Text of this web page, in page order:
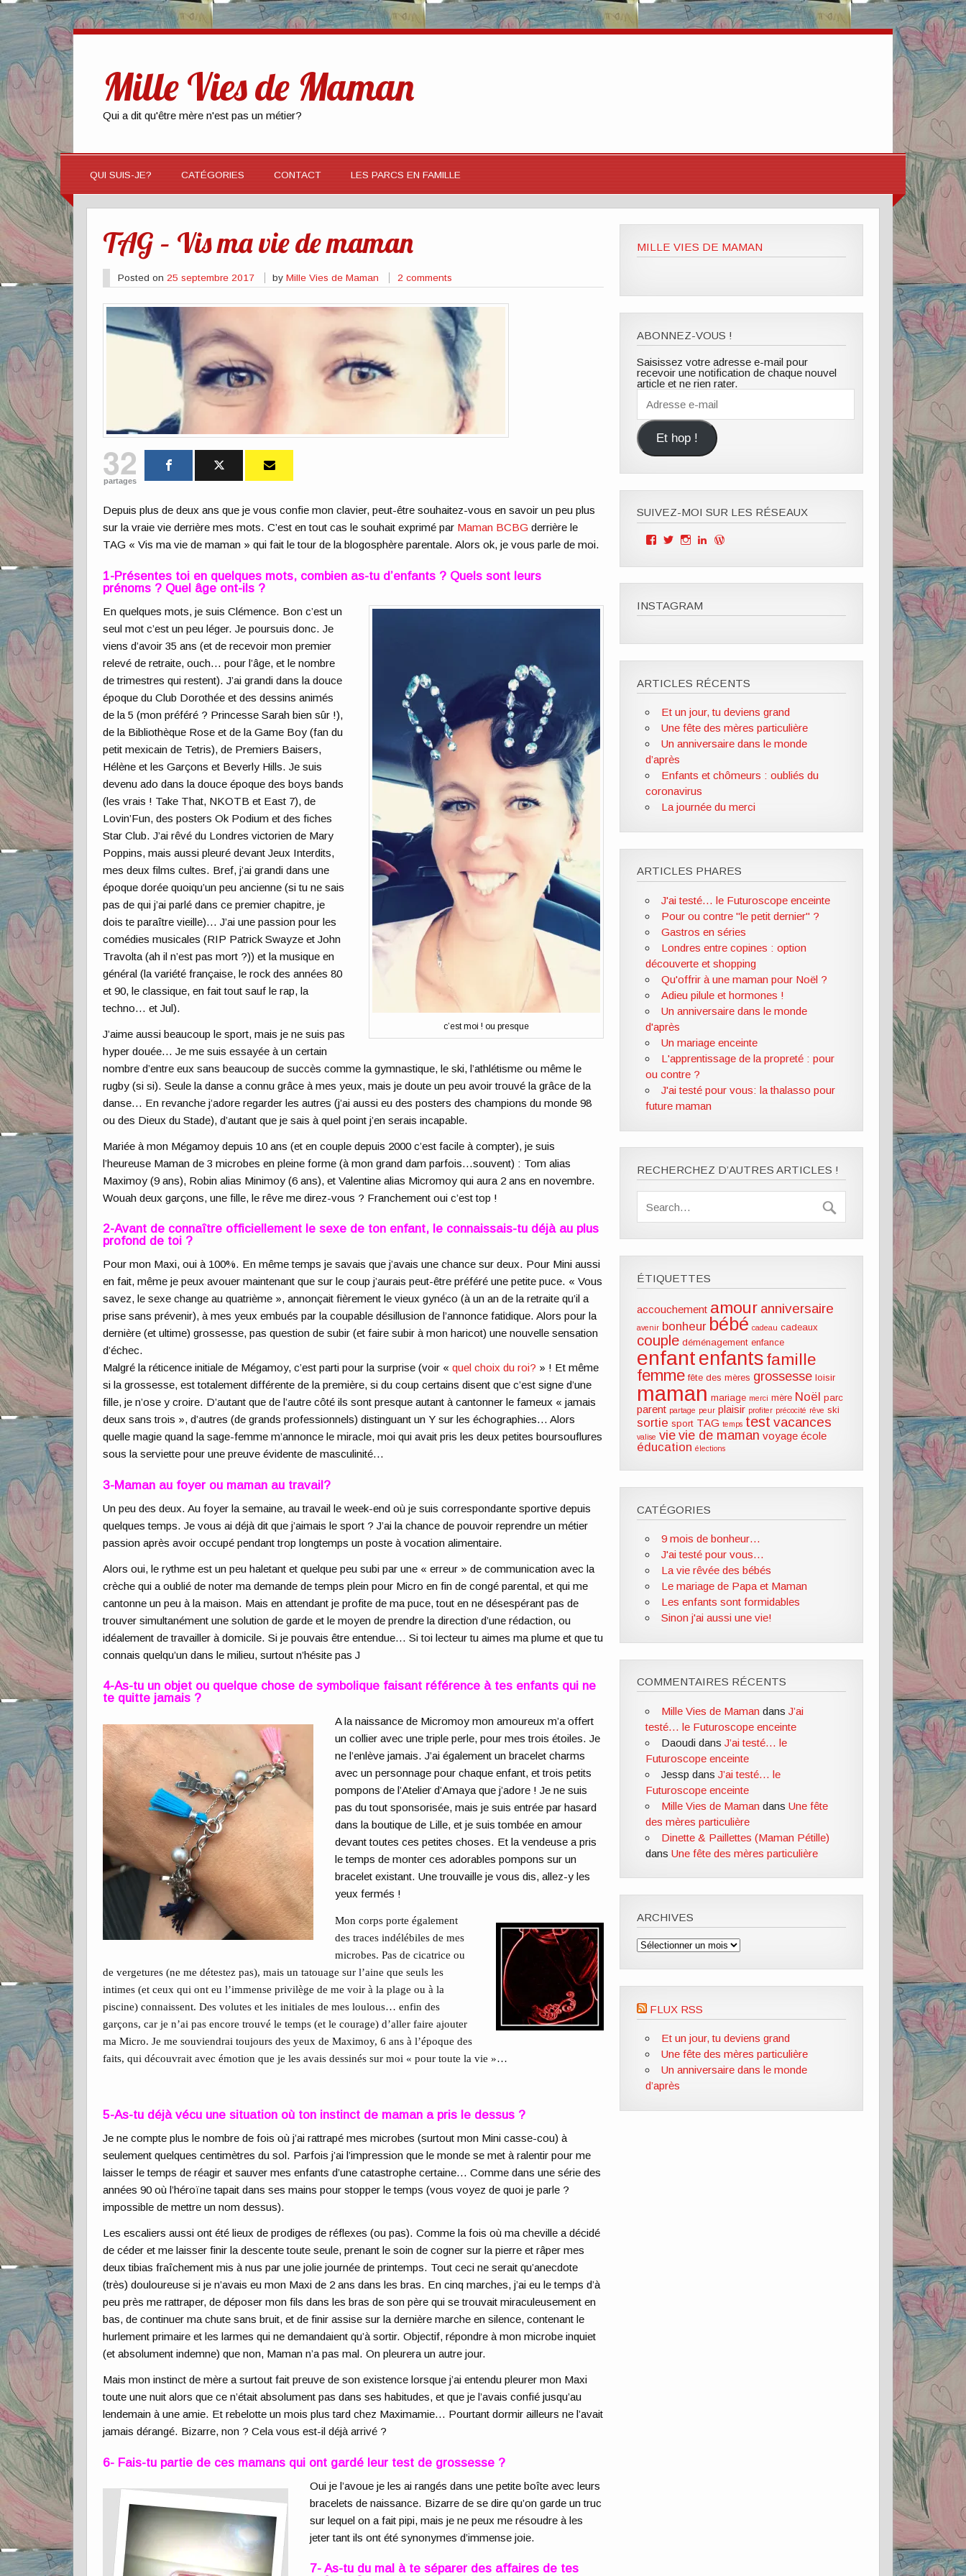
Mille Vies de Maman
Qui a dit qu'être mère n'est pas un métier?
QUI SUIS-JE? CATÉGORIES CONTACT LES PARCS EN FAMILLE
TAG – Vis ma vie de maman
Posted on 25 septembre 2017 byMille Vies de Maman 2 comments
32
partages
Depuis plus de deux ans que je vous confie mon clavier, peut-être souhaitez-vous en savoir un peu plus
sur la vraie vie derrière mes mots. C’est en tout cas le souhait exprimé par Maman BCBGderrière le
TAG « Vis ma vie de maman » qui fait le tour de la blogosphère parentale. Alors ok, je vous parle de moi.
1-Présentes toi en quelques mots, combien as-tu d’enfants ? Quels sont leurs
prénoms ? Quel âge ont-ils ?
c’est moi ! ou presque
En quelques mots, je suis Clémence. Bon c’est un
seul mot c’est un peu léger. Je poursuis donc. Je
viens d’avoir 35 ans (et de recevoir mon premier
relevé de retraite, ouch… pour l’âge, et le nombre
de trimestres qui restent). J’ai grandi dans la douce
époque du Club Dorothée et des dessins animés
de la 5 (mon préféré ? Princesse Sarah bien sûr !),
de la Bibliothèque Rose et de la Game Boy (fan du
petit mexicain de Tetris), de Premiers Baisers,
Hélène et les Garçons et Beverly Hills. Je suis
devenu ado dans la douce époque des boys bands
(les vrais ! Take That, NKOTB et East 7), de
Lovin’Fun, des posters Ok Podium et des fiches
Star Club. J’ai rêvé du Londres victorien de Mary
Poppins, mais aussi pleuré devant Jeux Interdits,
mes deux films cultes. Bref, j’ai grandi dans une
époque dorée quoiqu’un peu ancienne (si tu ne sais
pas de qui j’ai parlé dans ce premier chapitre, je
dois te paraître vieille)… J’ai une passion pour les
comédies musicales (RIP Patrick Swayze et John
Travolta (ah il n’est pas mort ?)) et la musique en
général (la variété française, le rock des années 80
et 90, le classique, en fait tout sauf le rap, la
techno… et Jul).
J’aime aussi beaucoup le sport, mais je ne suis pas
hyper douée… Je me suis essayée à un certain
nombre d’entre eux sans beaucoup de succès comme la gymnastique, le ski, l’athlétisme ou même le
rugby (si si). Seule la danse a connu grâce à mes yeux, mais je doute un peu avoir trouvé la grâce de la
danse… En revanche j’adore regarder les autres (j’ai aussi eu des posters des champions du monde 98
ou des Dieux du Stade), d’autant que je sais à quel point j’en serais incapable.
Mariée à mon Mégamoy depuis 10 ans (et en couple depuis 2000 c’est facile à compter), je suis
l’heureuse Maman de 3 microbes en pleine forme (à mon grand dam parfois…souvent) : Tom alias
Maximoy (9 ans), Robin alias Minimoy (6 ans), et Valentine alias Micromoy qui aura 2 ans en novembre.
Wouah deux garçons, une fille, le rêve me direz-vous ? Franchement oui c’est top !
2-Avant de connaître officiellement le sexe de ton enfant, le connaissais-tu déjà au plus
profond de toi ?
Pour mon Maxi, oui à 100%. En même temps je savais que j’avais une chance sur deux. Pour Mini aussi
en fait, même je peux avouer maintenant que sur le coup j’aurais peut-être préféré une petite puce. « Vous
savez, le sexe change au quatrième », annonçait fièrement le vieux gynéco (à un an de la retraite qu’il a
prise sans prévenir), à mes yeux embués par la coupable désillusion de l’annonce fatidique. Alors pour la
dernière (et ultime) grossesse, pas question de subir (et faire subir à mon haricot) une nouvelle sensation
d’échec.
Malgré la réticence initiale de Mégamoy, c’est parti pour la surprise (voir «quel choix du roi? » ! Et même
si la grossesse, est totalement différente de la première, si du coup certains disent que c’est signe d’une
fille, je n’ose y croire. D’autant que de l’autre côté ils sont presque autant à cantonner le fameux « jamais
deux sans trois », d’autres (de grands professionnels) distinguant un Y sur les échographies… Alors
quelle magie quand la sage-femme m’annonce le miracle, moi qui avait pris les deux petites boursouflures
sous la serviette pour une preuve évidente de masculinité…
3-Maman au foyer ou maman au travail?
Un peu des deux. Au foyer la semaine, au travail le week-end où je suis correspondante sportive depuis
quelques temps. Je vous ai déjà dit que j’aimais le sport ? J’ai la chance de pouvoir reprendre un métier
passion après avoir occupé pendant trop longtemps un poste à vocation alimentaire.
Alors oui, le rythme est un peu haletant et quelque peu subi par une « erreur » de communication avec la
crèche qui a oublié de noter ma demande de temps plein pour Micro en fin de congé parental, et qui me
cantonne un peu à la maison. Mais en attendant je profite de ma puce, tout en ne désespérant pas de
trouver simultanément une solution de garde et le moyen de prendre la direction d’une rédaction, ou
idéalement de travailler à domicile. Si je pouvais être entendue… Si toi lecteur tu aimes ma plume et que tu
connais quelqu’un dans le milieu, surtout n’hésite pas J
4-As-tu un objet ou quelque chose de symbolique faisant référence à tes enfants qui ne
te quitte jamais ?
A la naissance de Micromoy mon amoureux m’a offert
un collier avec une triple perle, pour mes trois étoiles. Je
ne l’enlève jamais. J’ai également un bracelet charms
avec un personnage pour chaque enfant, et trois petits
pompons de l’Atelier d’Amaya que j’adore ! Je ne suis
pas du tout sponsorisée, mais je suis entrée par hasard
dans la boutique de Lille, et je suis tombée en amour
devant toutes ces petites choses. Et la vendeuse a pris
le temps de monter ces adorables pompons sur un
bracelet existant. Une trouvaille je vous dis, allez-y les
yeux fermés !
Mon corps porte également
des traces indélébiles de mes
microbes. Pas de cicatrice ou
de vergetures (ne me détestez pas), mais un tatouage sur l’aine que seuls les
intimes (et ceux qui ont eu l’immense privilège de me voir à la plage ou à la
piscine) connaissent. Des volutes et les initiales de mes loulous… enfin des
garçons, car je n’ai pas encore trouvé le temps (et le courage) d’aller faire ajouter
ma Micro. Je me souviendrai toujours des yeux de Maximoy, 6 ans à l’époque des
faits, qui découvrait avec émotion que je les avais dessinés sur moi « pour toute la vie »…
5-As-tu déjà vécu une situation où ton instinct de maman a pris le dessus ?
Je ne compte plus le nombre de fois où j’ai rattrapé mes microbes (surtout mon Mini casse-cou) à
seulement quelques centimètres du sol. Parfois j’ai l’impression que le monde se met à ralentir pour me
laisser le temps de réagir et sauver mes enfants d’une catastrophe certaine… Comme dans une série des
années 90 où l’héroïne tapait dans ses mains pour stopper le temps (vous voyez de quoi je parle ?
impossible de mettre un nom dessus).
Les escaliers aussi ont été lieux de prodiges de réflexes (ou pas). Comme la fois où ma cheville a décidé
de céder et me laisser finir la descente toute seule, prenant le soin de cogner sur la pierre et râper mes
deux tibias fraîchement mis à nus par une jolie journée de printemps. Tout ceci ne serait qu’anecdote
(très) douloureuse si je n’avais eu mon Maxi de 2 ans dans les bras. En cinq marches, j’ai eu le temps d’à
peu près me rattraper, de déposer mon fils dans les bras de son père qui se trouvait miraculeusement en
bas, de continuer ma chute sans bruit, et de finir assise sur la dernière marche en silence, contenant le
hurlement primaire et les larmes qui ne demandaient qu’à sortir. Objectif, répondre à mon microbe inquiet
(et absolument indemne) que non, Maman n’a pas mal. On pleurera un autre jour.
Mais mon instinct de mère a surtout fait preuve de son existence lorsque j’ai entendu pleurer mon Maxi
toute une nuit alors que ce n’était absolument pas dans ses habitudes, et que je l’avais confié jusqu’au
lendemain à une amie. Et rebelotte un mois plus tard chez Maximamie… Pourtant dormir ailleurs ne l’avait
jamais dérangé. Bizarre, non ? Cela vous est-il déjà arrivé ?
6- Fais-tu partie de ces mamans qui ont gardé leur test de grossesse ?
Oui je l’avoue je les ai rangés dans une petite boîte avec leurs
bracelets de naissance. Bizarre de se dire qu’on garde un truc
sur lequel on a fait pipi, mais je ne peux me résoudre à les
jeter tant ils ont été synonymes d’immense joie.
7- As-tu du mal à te séparer des affaires de tes
MILLE VIES DE MAMAN
ABONNEZ-VOUS !
Saisissez votre adresse e-mail pour
recevoir une notification de chaque nouvel
article et ne rien rater.
Adresse
e-
Et hop !
SUIVEZ-MOI SUR LES RÉSEAUX
Voir
Mille
de
Maman
Facebook
Voir
ClOutteryck
Twitter
Voir
milleviesdemaman
Instagram
Voir
Clémence
LinkedIn
Voir
cyberclem
INSTAGRAM
ARTICLES RÉCENTS
Et un jour, tu deviens grand
Une fête des mères particulière
Un anniversaire dans le monde
d’après
Enfants et chômeurs : oubliés du
coronavirus
La journée du merci
ARTICLES PHARES
J'ai testé... le Futuroscope enceinte
Pour ou contre "le petit dernier" ?
Gastros en séries
Londres entre copines : option
découverte et shopping
Qu'offrir à une maman pour Noël ?
Adieu pilule et hormones !
Un anniversaire dans le monde
d'après
Un mariage enceinte
L'apprentissage de la propreté : pour
ou contre ?
J'ai testé pour vous: la thalasso pour
future maman
RECHERCHEZ D’AUTRES ARTICLES !
ÉTIQUETTES
accouchement amour anniversaire
avenir bonheur bébé cadeau cadeaux
couple déménagement enfance
enfantenfantsfamille
femme fête des mères grossesse loisir
maman mariage merci mère Noël parc
parent partage peur plaisir profiter précocité rêve ski
sortie sport TAG temps test vacances
valise vie vie de maman voyage école
éducation élections
CATÉGORIES
9 mois de bonheur…
J'ai testé pour vous…
La vie rêvée des bébés
Le mariage de Papa et Maman
Les enfants sont formidables
Sinon j'ai aussi une vie!
COMMENTAIRES RÉCENTS
Mille Vies de Mamandans J’ai
testé… le Futuroscope enceinte
Daoudidans J’ai testé… le
Futuroscope enceinte
Jessp dans J’ai testé… le
Futuroscope enceinte
Mille Vies de Mamandans Une fête
des mères particulière
Dinette & Paillettes (Maman Pétille)
dansUne fête des mères particulière
ARCHIVES
Archives
FLUX RSS
Et un jour, tu deviens grand
Une fête des mères particulière
Un anniversaire dans le monde
d’après